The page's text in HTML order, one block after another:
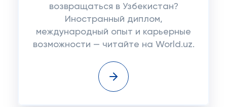
возвращаться в Узбекистан?
Иностранный диплом,
международный опыт и карьерные
возможности — читайте на World.uz.